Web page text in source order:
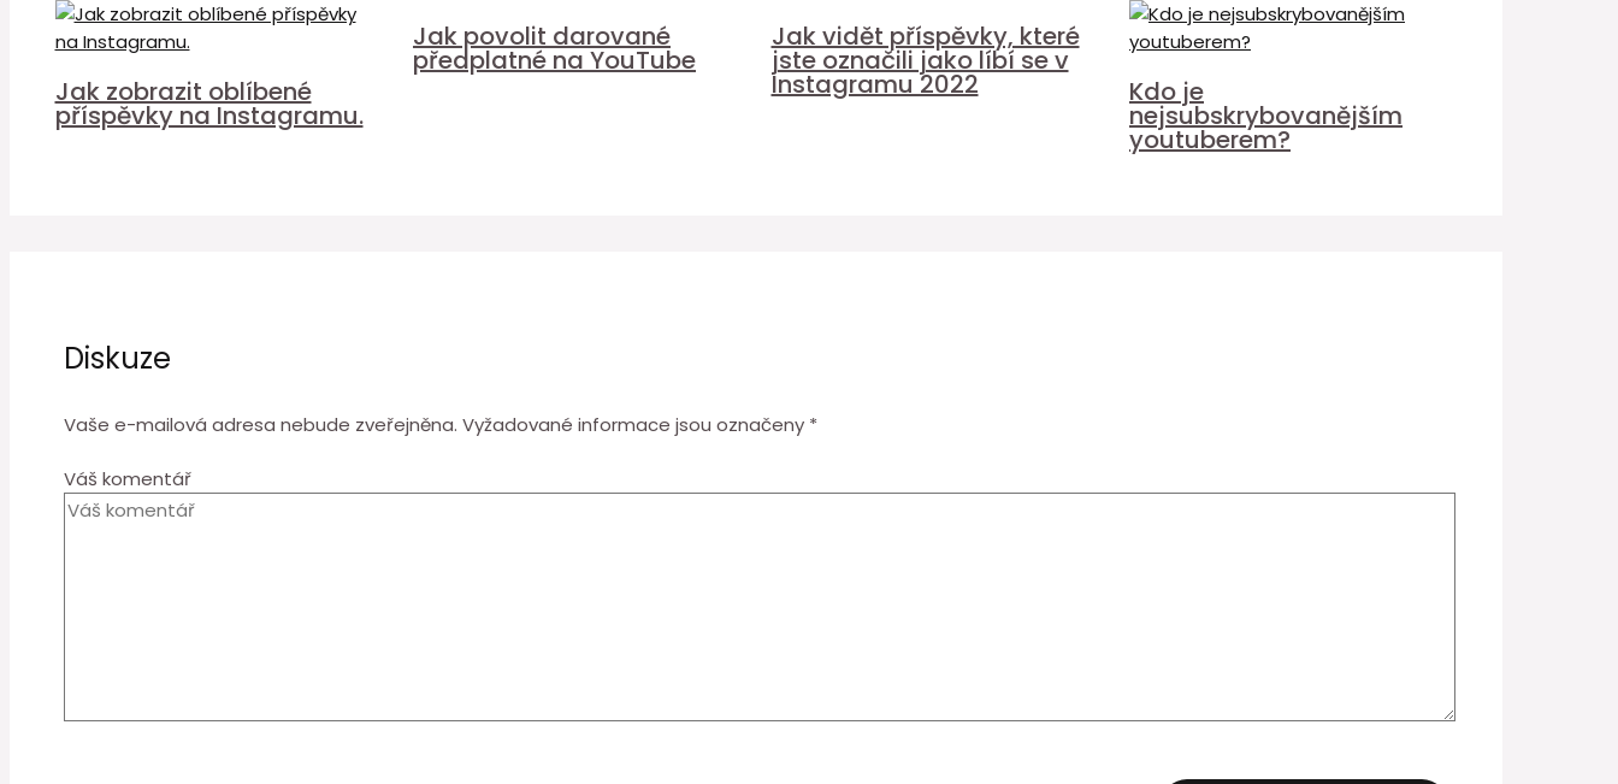
Jak zobrazit oblíbené
příspěvky na Instagramu.
Jak povolit darované
předplatné na YouTube
Jak vidět příspěvky, které
jste označili jako líbí se v
Instagramu 2022 Kdo je
nejsubskrybovanějším
youtuberem?
Diskuze
Vaše e-mailová adresa nebude zveřejněna. Vyžadované informace jsou označeny *
Váš komentář